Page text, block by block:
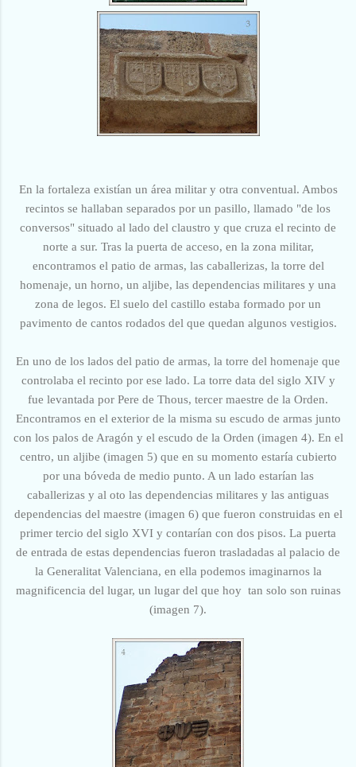
En la fortaleza existían un área militar y otra conventual. Ambos
recintos se hallaban separados por un pasillo, llamado "de los
conversos" situado al lado del claustro y que cruza el recinto de
norte a sur. Tras la puerta de acceso, en la zona militar,
encontramos el patio de armas, las caballerizas, la torre del
homenaje, un horno, un aljibe, las dependencias militares y una
zona de legos. El suelo del castillo estaba formado por un
pavimento de cantos rodados del que quedan algunos vestigios.
En uno de los lados del patio de armas, la torre del homenaje que
controlaba el recinto por ese lado. La torre data del siglo XIV y
fue levantada por Pere de Thous, tercer maestre de la Orden.
Encontramos en el exterior de la misma su escudo de armas junto
con los palos de Aragón y el escudo de la Orden (imagen 4). En el
centro, un aljibe (imagen 5) que en su momento estaría cubierto
por una bóveda de medio punto. A un lado estarían las
caballerizas y al oto las dependencias militares y las antiguas
dependencias del maestre (imagen 6) que fueron construidas en el
primer tercio del siglo XVI y contarían con dos pisos. La puerta
de entrada de estas dependencias fueron trasladadas al palacio de
la Generalitat Valenciana, en ella podemos imaginarnos la
magnificencia del lugar, un lugar del que hoy tan solo son ruinas
(imagen 7).